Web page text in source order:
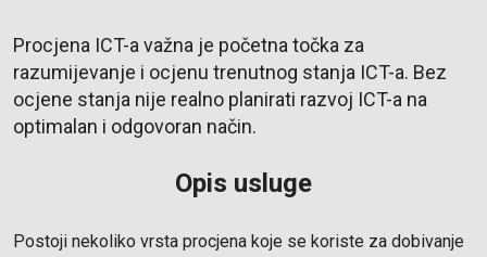
Procjena ICT-a važna je početna točka za
razumijevanje i ocjenu trenutnog stanja ICT-a. Bez
ocjene stanja nije realno planirati razvoj ICT-a na
optimalan i odgovoran način.
Opis usluge
Postoji nekoliko vrsta procjena koje se koriste za dobivanje